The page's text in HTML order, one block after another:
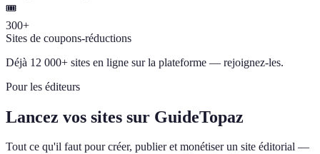
🎟️
300+
Sites de coupons-réductions
Déjà 12 000+ sites en ligne sur la plateforme — rejoignez-les.
Pour les éditeurs
Lancez vos sites sur GuideTopaz
Tout ce qu'il faut pour créer, publier et monétiser un site éditorial —